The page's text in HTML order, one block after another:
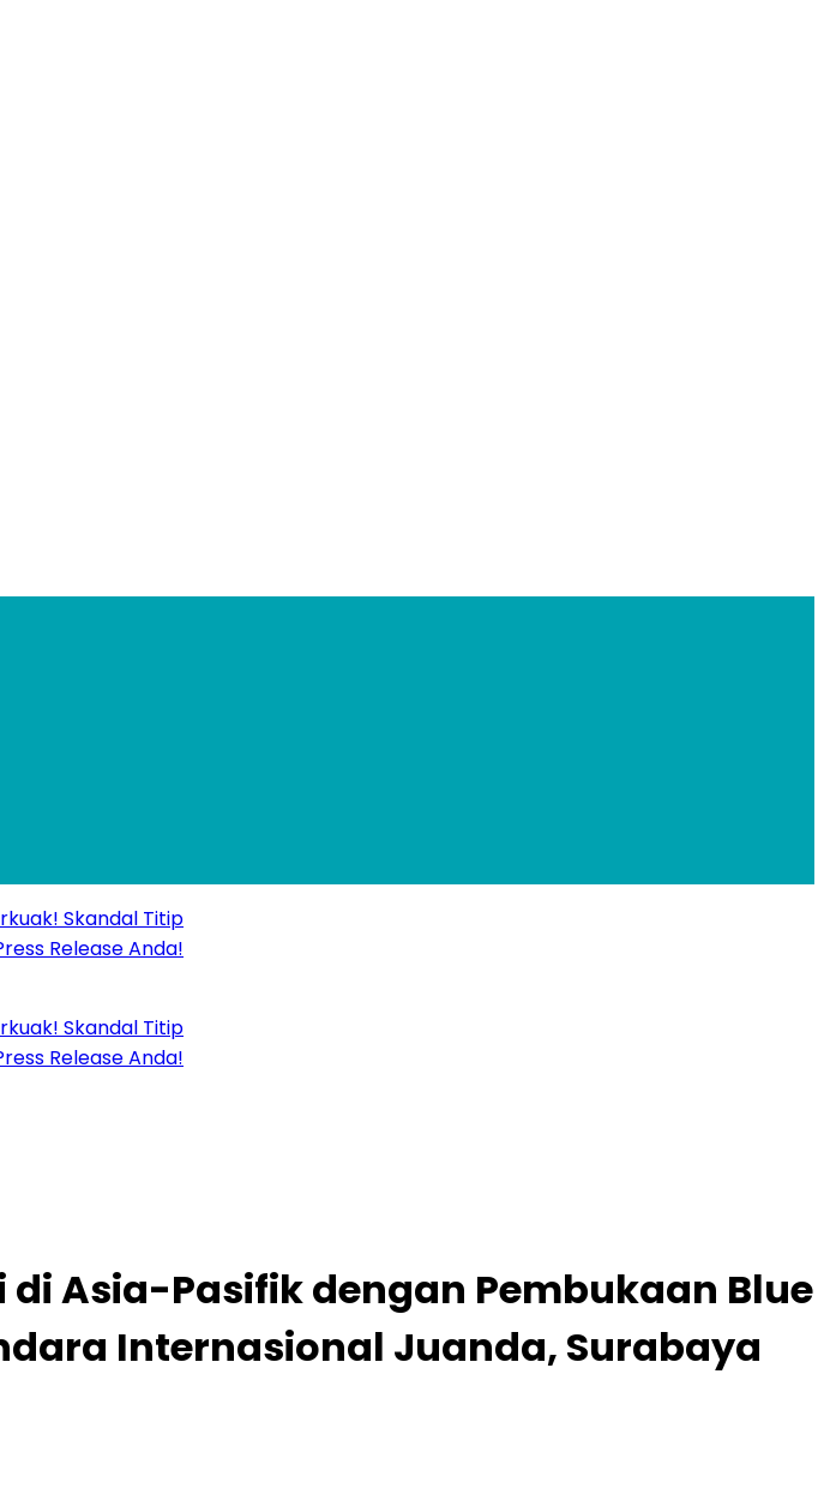
Titip
Anda!
Titip
Anda!
Asia-Pasifik dengan Pembukaan Blue
Internasional Juanda, Surabaya